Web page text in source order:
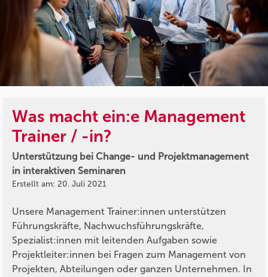
Was macht ein:e Management
Trainer / -in?
Unterstützung bei Change- und Projektmanagement
in interaktiven Seminaren
Erstellt am: 20. Juli 2021
Unsere Management Trainer:innen unterstützen
Führungskräfte, Nachwuchsführungskräfte,
Spezialist:innen mit leitenden Aufgaben sowie
Projektleiter:innen bei Fragen zum Management von
Projekten, Abteilungen oder ganzen Unternehmen. In